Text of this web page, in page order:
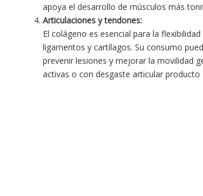
apoya el desarrollo de músculos más
Articulaciones y tendones:
El colágeno es esencial para la
ligamentos y cartílagos. Su consumo
prevenir lesiones y mejorar la movilidad
activas o con desgaste articular producto